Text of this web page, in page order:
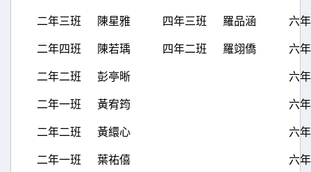
二年三班 陳星雅 四年三班 羅品涵 六
二年四班 陳若瑀 四年二班 羅翊僑 六
二年二班 彭亭晰 六
二年一班 黃宥筠 六
二年二班 黃繯心 六
二年一班 葉祐僖 六